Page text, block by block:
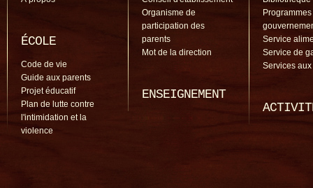
ÉCOLE
Code de vie
Guide aux parents
Projet éducatif
Plan de lutte contre
l'intimidation et la
violence
Organisme de
participation des
parents
Mot de la direction
ENSEIGNEMENT
Programmes
Service
Service de
Services